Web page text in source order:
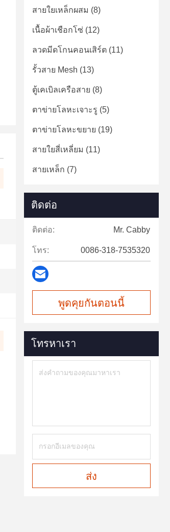
สายใยเหล็กผสม (8)
เนื้อผ้าเชือกโซ่ (12)
ลวดมีดโกนคอนเสิร์ต (11)
รั้วสาย Mesh (13)
ตู้เคเบิลเครือสาย (8)
ตาข่ายโลหะเจาะรู (5)
ตาข่ายโลหะขยาย (19)
สายใยสี่เหลี่ยม (11)
สายเหล็ก (7)
ติดต่อ
ติดต่อ: Mr. Cabby
โทร: 0086-318-7535320
พูดคุยกันตอนนี้
โทรหาเรา
ส่ง